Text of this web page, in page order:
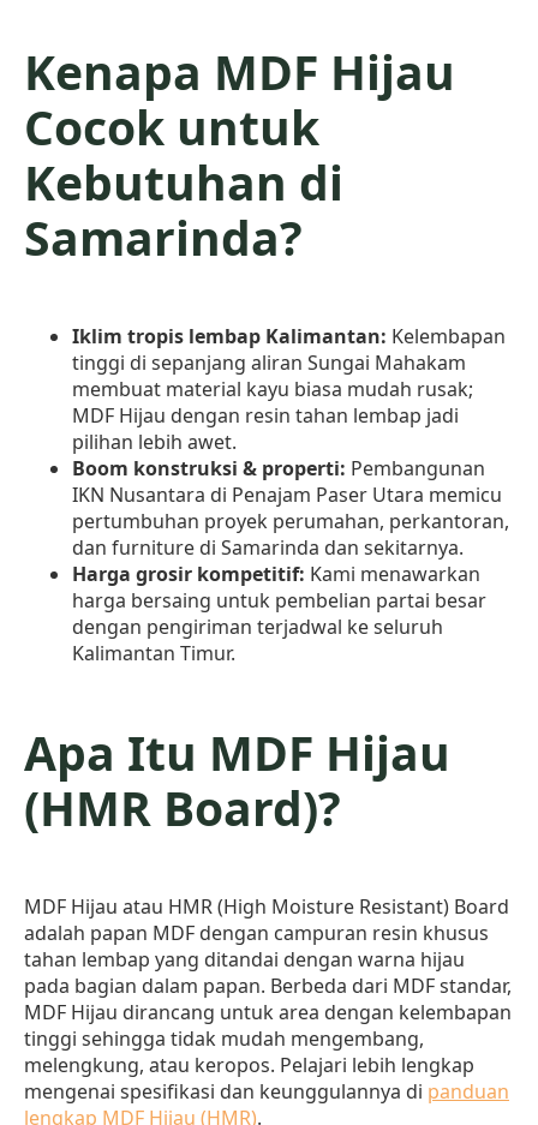
Kenapa MDF Hijau
Cocok untuk
Kebutuhan di
Samarinda?
Iklim tropis lembap Kalimantan: Kelembapan
tinggi di sepanjang aliran Sungai Mahakam
membuat material kayu biasa mudah rusak;
MDF Hijau dengan resin tahan lembap jadi
pilihan lebih awet.
Boom konstruksi & properti: Pembangunan
IKN Nusantara di Penajam Paser Utara memicu
pertumbuhan proyek perumahan, perkantoran,
dan furniture di Samarinda dan sekitarnya.
Harga grosir kompetitif: Kami menawarkan
harga bersaing untuk pembelian partai besar
dengan pengiriman terjadwal ke seluruh
Kalimantan Timur.
Apa Itu MDF Hijau
(HMR Board)?
MDF Hijau atau HMR (High Moisture Resistant) Board
adalah papan MDF dengan campuran resin khusus
tahan lembap yang ditandai dengan warna hijau
pada bagian dalam papan. Berbeda dari MDF standar,
MDF Hijau dirancang untuk area dengan kelembapan
tinggi sehingga tidak mudah mengembang,
melengkung, atau keropos. Pelajari lebih lengkap
mengenai spesifikasi dan keunggulannya di panduan
lengkap MDF Hijau (HMR).